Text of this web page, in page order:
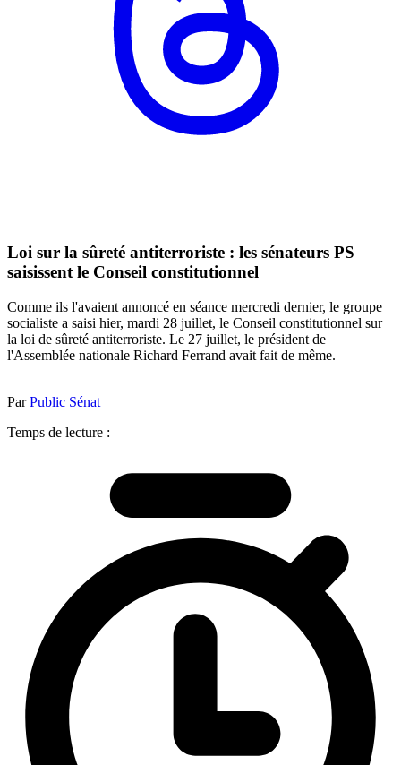
Loi sur la sûreté antiterroriste : les sénateurs PS
saisissent le Conseil constitutionnel
Comme ils l'avaient annoncé en séance mercredi dernier, le groupe
socialiste a saisi hier, mardi 28 juillet, le Conseil constitutionnel sur
la loi de sûreté antiterroriste. Le 27 juillet, le président de
l'Assemblée nationale Richard Ferrand avait fait de même.
ParPublic Sénat
Temps de lecture :